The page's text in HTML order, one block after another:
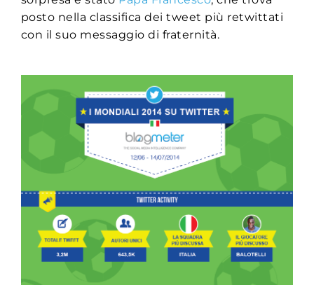
posto nella classifica dei tweet più retwittati
con il suo messaggio di fraternità.